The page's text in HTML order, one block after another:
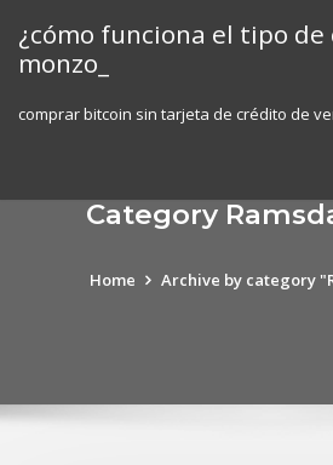
content
¿cómo funciona el tipo de
monzo_
comprar bitcoin sin tarjeta de crédito de
Category
Home Archive by category